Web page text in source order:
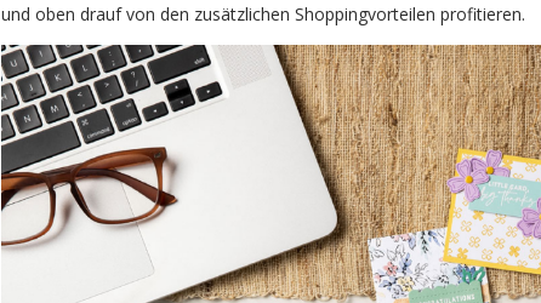
und oben drauf von den zusätzlichen Shoppingvorteilen profitieren.